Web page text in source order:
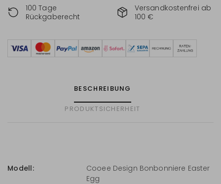
100 Tage
Rückgaberecht
Versandkostenfrei ab
100 €
BESCHREIBUNG
PRODUKTSICHERHEIT
Modell:
Cooee Design Bonbonniere Easter
Egg